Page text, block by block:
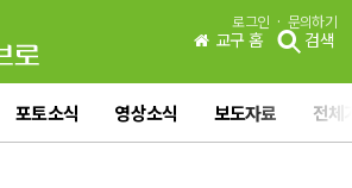
로그인 · 문의하기
교구 홈 검색
포토소식 영상소식 보도자료 전체